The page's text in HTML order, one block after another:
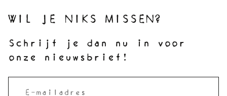
WIL JE NIKS MISSEN?
Schrijf je dan nu in voor
onze nieuwsbrief!